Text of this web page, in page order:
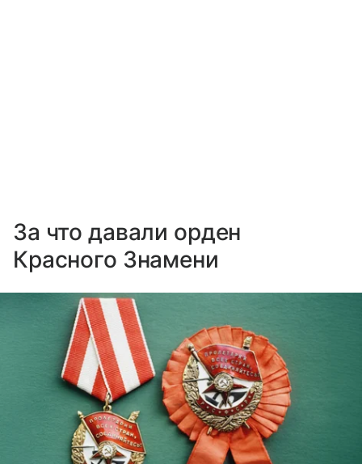
За что давали орден
Красного Знамени